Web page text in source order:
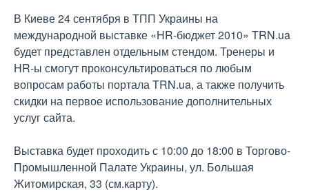
В Киеве 24 сентября в ТПП Украины на
международной выставке «HR-бюджет 2010» TRN.ua
будет представлен отдельным стендом. Тренеры и
HR-ы смогут проконсультироваться по любым
вопросам работы портала TRN.ua, а также получить
скидки на первое использование дополнительных
услуг сайта.
Выставка будет проходить с 10:00 до 18:00 в Торгово-
Промышленной Палате Украины, ул. Большая
Житомирская, 33 (см.карту).